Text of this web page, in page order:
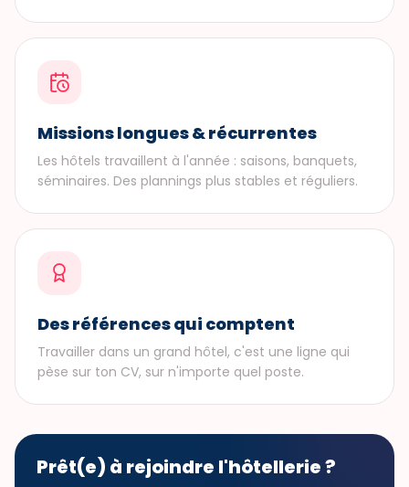
Missions longues & récurrentes
Les hôtels travaillent à l'année : saisons, banquets,
séminaires. Des plannings plus stables et réguliers.
Des références qui comptent
Travailler dans un grand hôtel, c'est une ligne qui
pèse sur ton CV, sur n'importe quel poste.
Prêt(e) à rejoindre l'hôtellerie ?